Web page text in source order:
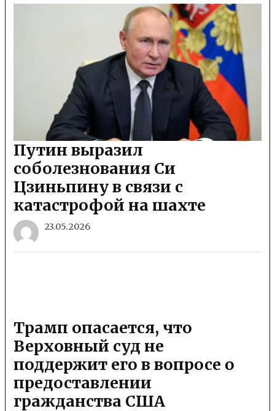
Путин выразил
соболезнования Си
Цзиньпину в связи с
катастрофой на шахте
23.05.2026
Трамп опасается, что
Верховный суд не
поддержит его в вопросе о
предоставлении
гражданства США